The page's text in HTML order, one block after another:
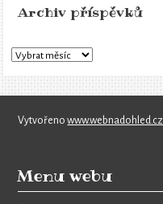
Archiv příspěvků
Vytvořenowww.webnadohled.cz
Menu webu